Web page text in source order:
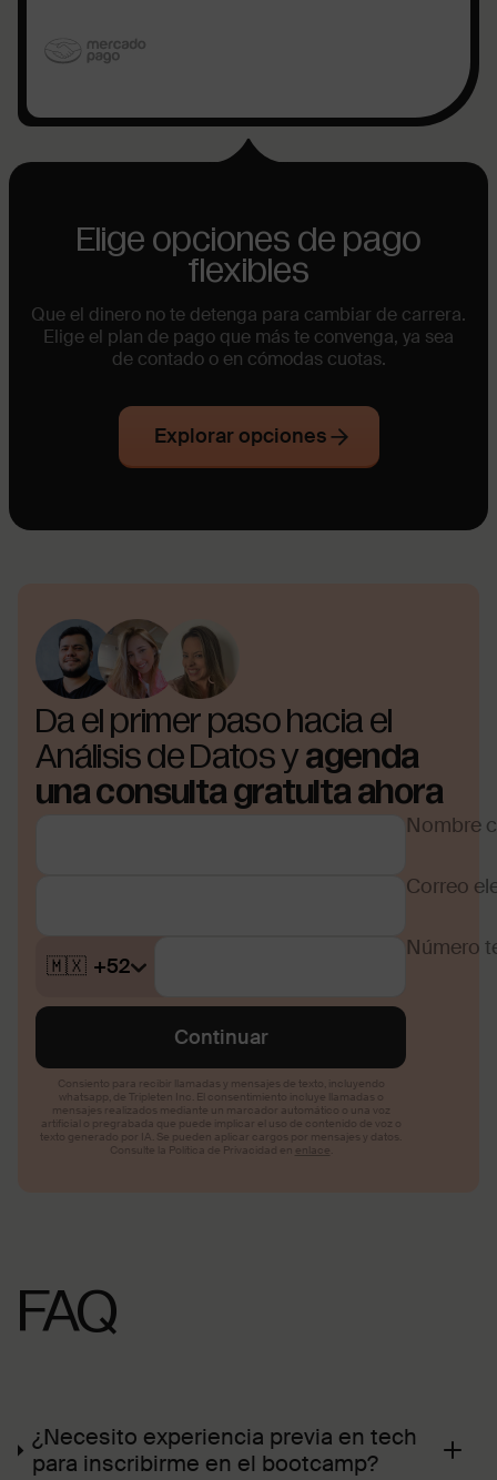
Elige opciones de pago
flexibles
Que el dinero no te detenga para cambiar de carrera.
Elige el plan de pago que más te convenga, ya sea
de contado o en cómodas cuotas.
Explorar opciones
Da el primer paso hacia el
Análisis de Datos y agenda
una consulta gratuita ahora
FAQ
¿Necesito experiencia previa en tech
para inscribirme en el bootcamp?